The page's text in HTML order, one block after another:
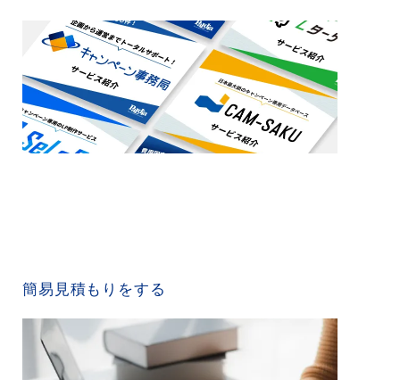
簡易見積もりをする